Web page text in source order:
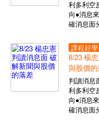
利多利空
向●消息
確消息面
課程好學
8/23 楊
與股價
判讀消息
利多利空
向●消息
確消息面